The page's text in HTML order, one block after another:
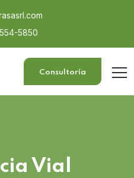
5850
Consultoría
Vial